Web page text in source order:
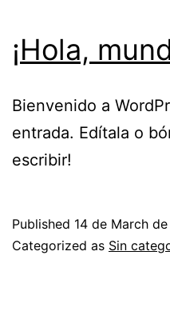
¡Hola,
Bienvenido a
entrada. Edítala o
escribir!
Published 14 de March
Categorized as Sin